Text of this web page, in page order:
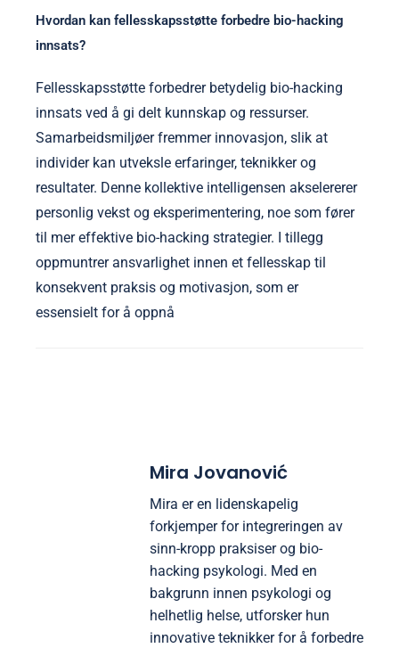
Hvordan kan fellesskapsstøtte forbedre bio-hacking
innsats?
Fellesskapsstøtte forbedrer betydelig bio-hacking
innsats ved å gi delt kunnskap og ressurser.
Samarbeidsmiljøer fremmer innovasjon, slik at
individer kan utveksle erfaringer, teknikker og
resultater. Denne kollektive intelligensen akselererer
personlig vekst og eksperimentering, noe som fører
til mer effektive bio-hacking strategier. I tillegg
oppmuntrer ansvarlighet innen et fellesskap til
konsekvent praksis og motivasjon, som er
essensielt for å oppnå
Mira Jovanović
Mira er en lidenskapelig
forkjemper for integreringen av
sinn-kropp praksiser og bio-
hacking psykologi. Med en
bakgrunn innen psykologi og
helhetlig helse, utforsker hun
innovative teknikker for å forbedre